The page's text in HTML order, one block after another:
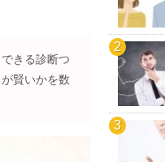
きる診断つ
賢いかを数